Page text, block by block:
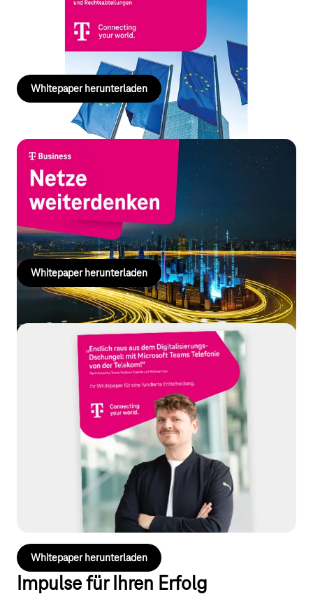
Ein Leitfaden für Unternehmen, Geschäftsleiter und
Whitepaper herunterladen
Netzwerke weiterdenken
Komplexe Netzwerke treiben Kosten nach oben und bremsen
Performance und Sicherheit. Das Whitepaper zeigt, wie Sie die
Kontrolle zurückgewinnen
Whitepaper herunterladen
Erfolgreicher Umstieg auf Microsoft
Teams Telefonie
Microsoft Teams Telefonie bietet neue Chancen für moderne
Kommunikation – doch wie gelingt der Umstieg reibungslos?
Dieses Whitepaper unterstützt Sie mit praxisnahen Infos zur
erfolgreichen Migration.
Erfahren Sie, welche Vorteile Microsoft Teams bietet, wie
Mitarbeitende und Prozesse profitieren und welche
Umstiegsszenarien – inklusive Parallelbetrieb – sich für Ihr
Whitepaper herunterladen
Impulse für Ihren Erfolg